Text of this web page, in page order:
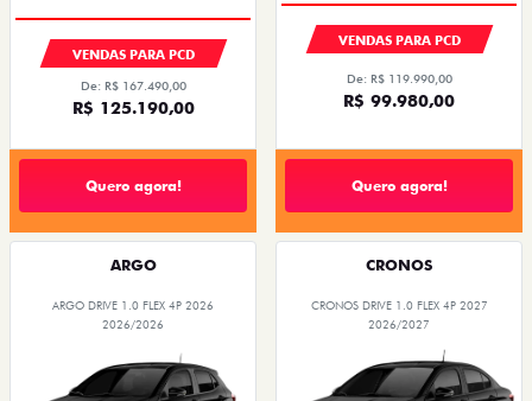
VENDAS PARA PCD
De: R$ 167.490,00
R$ 125.190,00
Quero agora!
VENDAS PARA PCD
De: R$ 119.990,00
R$ 99.980,00
Quero agora!
ARGO
ARGO DRIVE 1.0 FLEX 4P 2026
2026/2026
CRONOS
CRONOS DRIVE 1.0 FLEX 4P 2027
2026/2027